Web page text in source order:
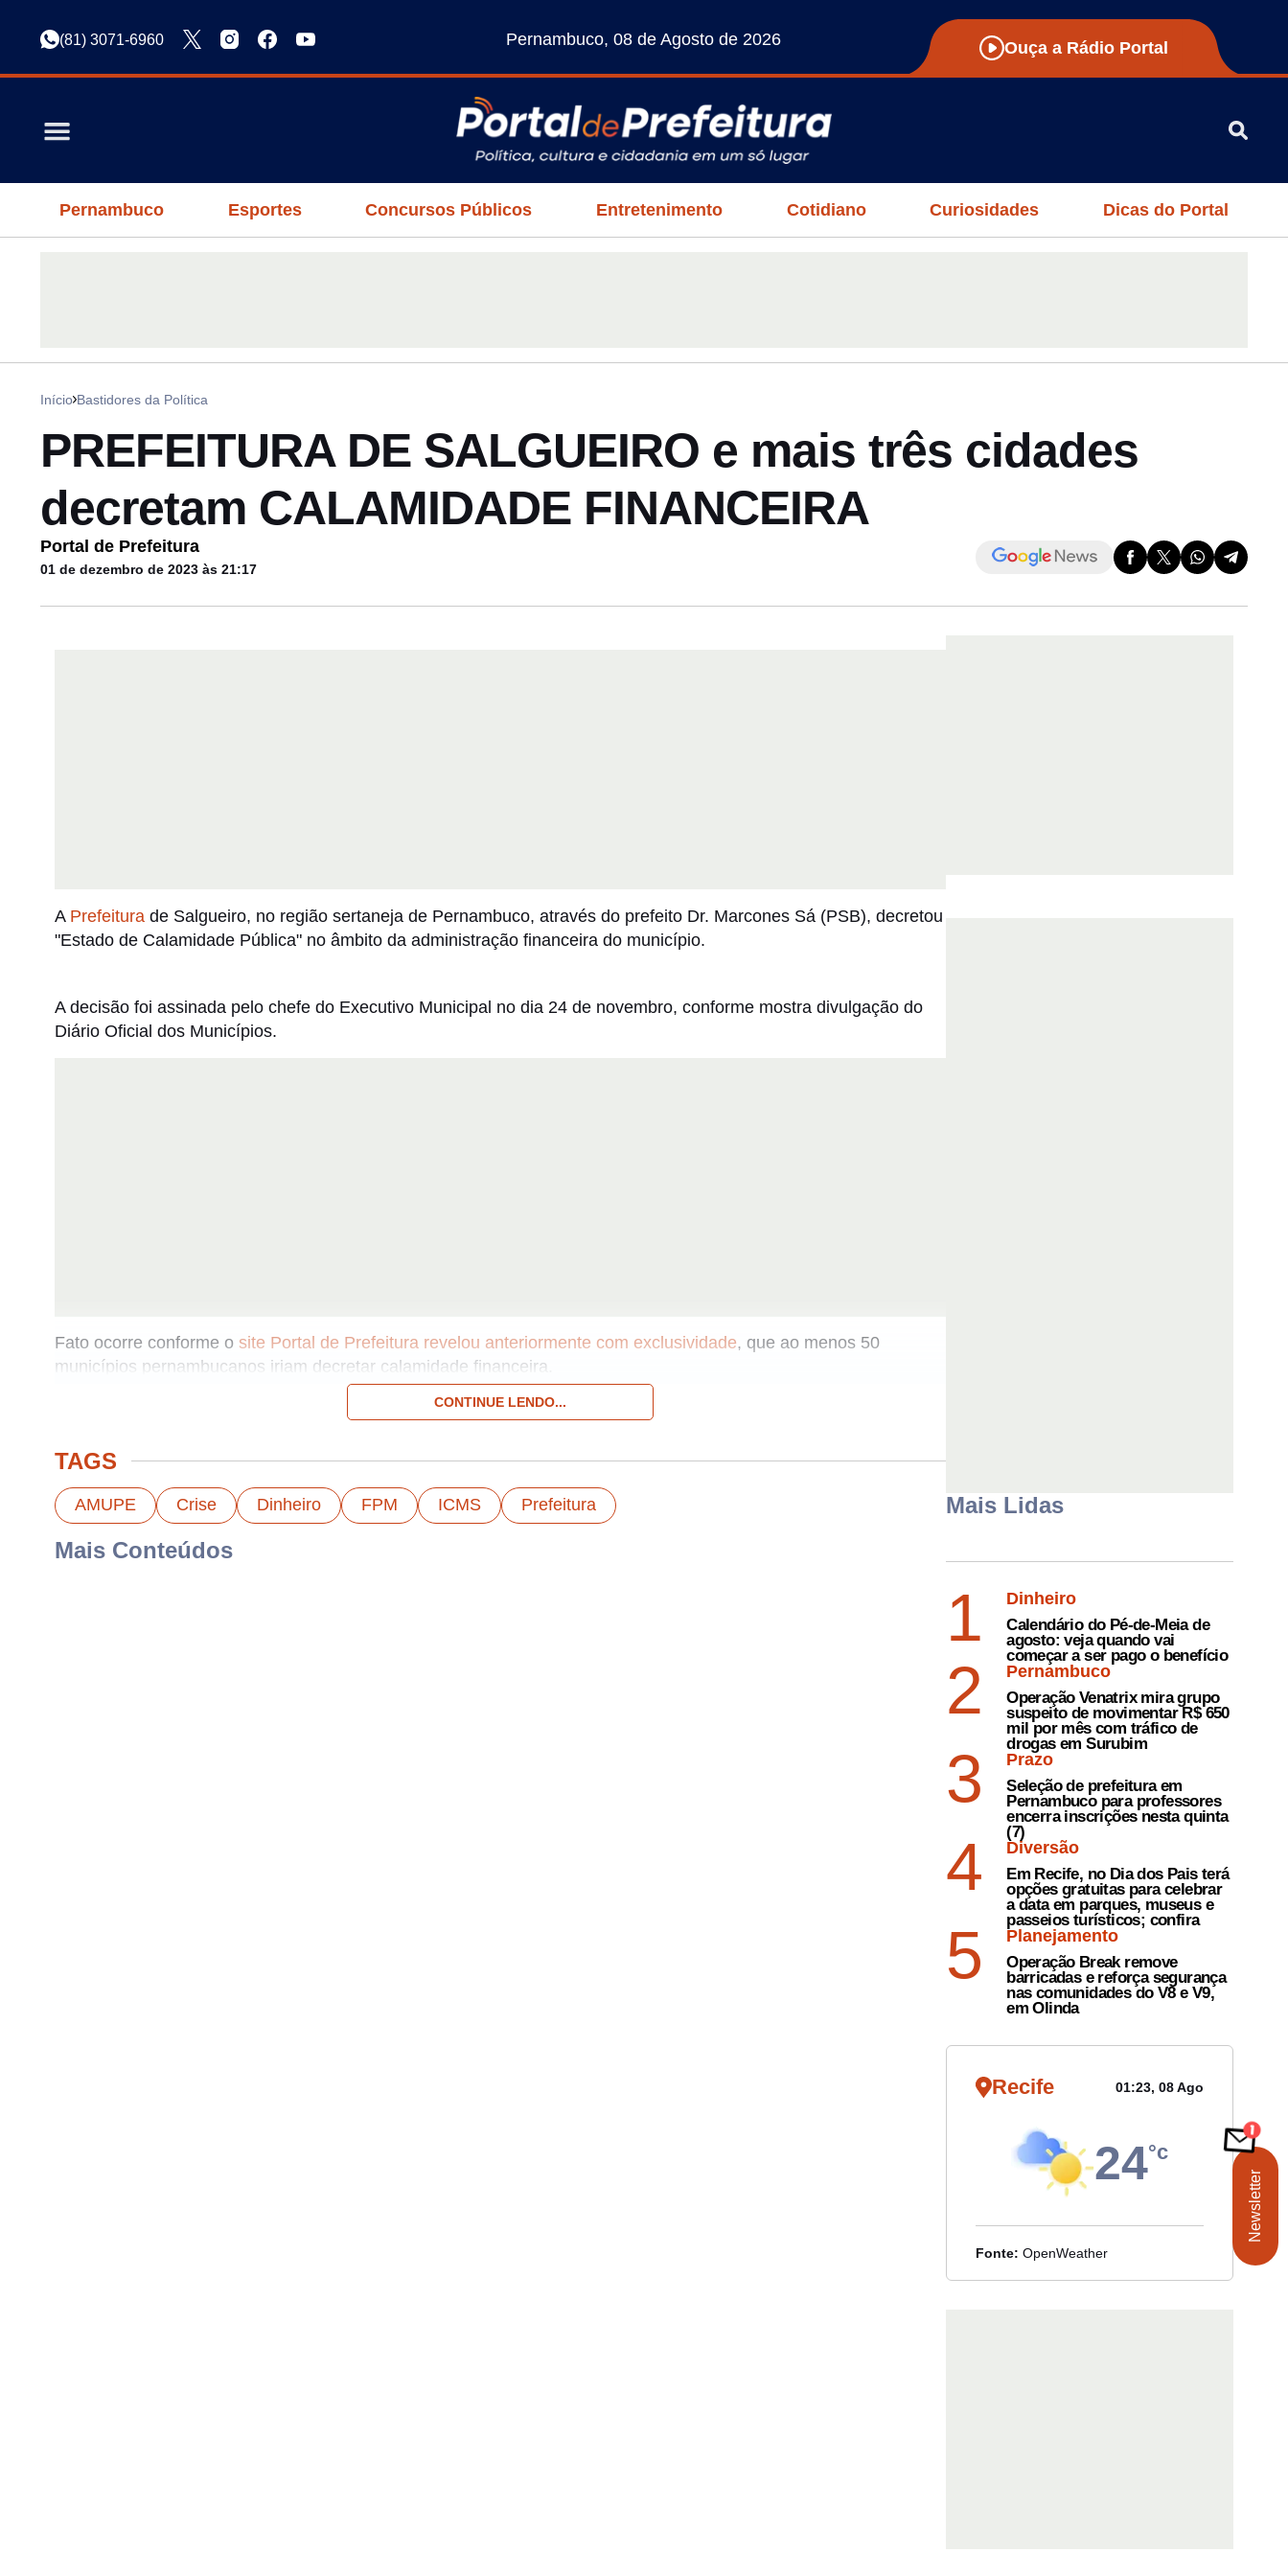
(81) 3071-6960 Pernambuco, 08 de Agosto de 2026 Ouça a Rádio Portal
Pernambuco Esportes Concursos Públicos Entretenimento Cotidiano Curiosidades Dicas do Portal
Início Bastidores da Política
PREFEITURA DE SALGUEIRO e mais três cidades
decretam CALAMIDADE FINANCEIRA
Portal de Prefeitura
01 de dezembro de 2023 às 21:17
A Prefeitura de Salgueiro, no região sertaneja de Pernambuco, através do prefeito Dr. Marcones Sá (PSB), decretou
"Estado de Calamidade Pública" no âmbito da administração financeira do município.
A decisão foi assinada pelo chefe do Executivo Municipal no dia 24 de novembro, conforme mostra divulgação do
Diário Oficial dos Municípios.
Fato ocorre conforme o site Portal de Prefeitura revelou anteriormente com exclusividade, que ao menos 50
municípios pernambucanos iriam decretar calamidade financeira.
Prefeitura de Salgueiro decreta Calamidade Financeira. Imagem: Reprodução/Site Portal de Prefeitura
O prefeito Dr. Marcone Sá relata no documento, que o decisão é fruto da “expressiva queda no repasse das verbas
do Fundo de Participação dos Municípios –
CONTINUE LENDO...
TAGS
AMUPE Crise Dinheiro FPM ICMS Prefeitura
Mais Conteúdos
Mais Lidas
1 Dinheiro
Calendário do Pé-de-Meia de
agosto: veja quando vai
começar a ser pago o benefício
2 Pernambuco
Operação Venatrix mira grupo
suspeito de movimentar R$ 650
mil por mês com tráfico de
drogas em Surubim
3 Prazo
Seleção de prefeitura em
Pernambuco para professores
encerra inscrições nesta quinta
(7)
4 Diversão
Em Recife, no Dia dos Pais terá
opções gratuitas para celebrar
a data em parques, museus e
passeios turísticos; confira
5 Planejamento
Operação Break remove
barricadas e reforça segurança
nas comunidades do V8 e V9,
em Olinda
Recife 01:23, 08 Ago
24°c
Fonte: OpenWeather
Newsletter